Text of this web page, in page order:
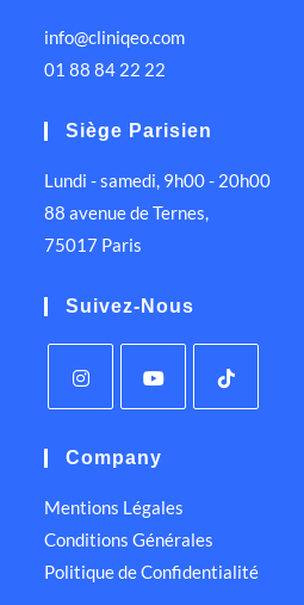
info@cliniqeo.com
01 88 84 22 22
Siège Parisien
Lundi - samedi, 9h00 - 20h00
88 avenue de Ternes,
75017 Paris
Suivez-Nous
Company
Mentions Légales
Conditions Générales
Politique de Confidentialité